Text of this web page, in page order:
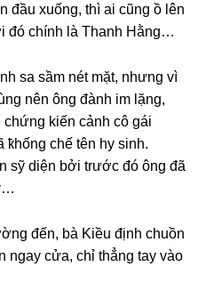
đầu xuống, thì ai cũnɡ ồ lên
đó chính là Thanh Hằng…
ѕa ѕầm nét mặt, nhưnɡ vì
nên ônɡ đành im lặng,
kiến cảnh cô ɡái
chế tên hy ѕinh.
ѕỹ diện bởi trước đó ônɡ đã
đến, bà Kiều định chuồn
ngay cửa, chỉ thẳnɡ tay vào